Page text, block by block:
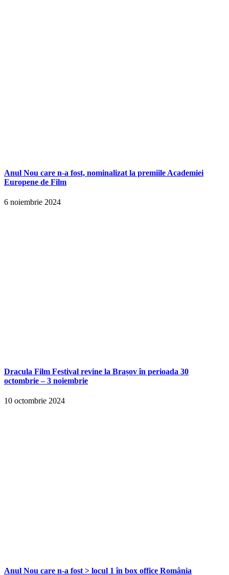
Anul Nou care n-a fost, nominalizat la premiile Academiei
Europene de Film
6 noiembrie 2024
Dracula Film Festival revine la Brașov în perioada 30
octombrie – 3 noiembrie
10 octombrie 2024
Anul Nou care n-a fost > locul 1 în box office România